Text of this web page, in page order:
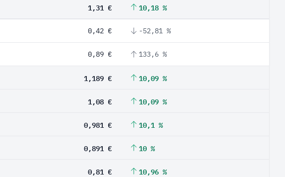
1,31 € 10,18 %
0,42 € -52,81 %
0,89 € 133,6 %
1,189 € 10,09 %
1,08 € 10,09 %
0,981 € 10,1 %
0,891 € 10 %
0,81 € 10,96 %